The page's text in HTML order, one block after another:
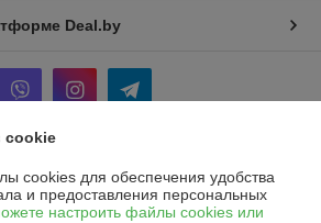
Deal.by
унитарное предприятие «Рапидита»
cookie
cookies для обеспечения удобства
и предоставления персональных
настроить файлы cookies или